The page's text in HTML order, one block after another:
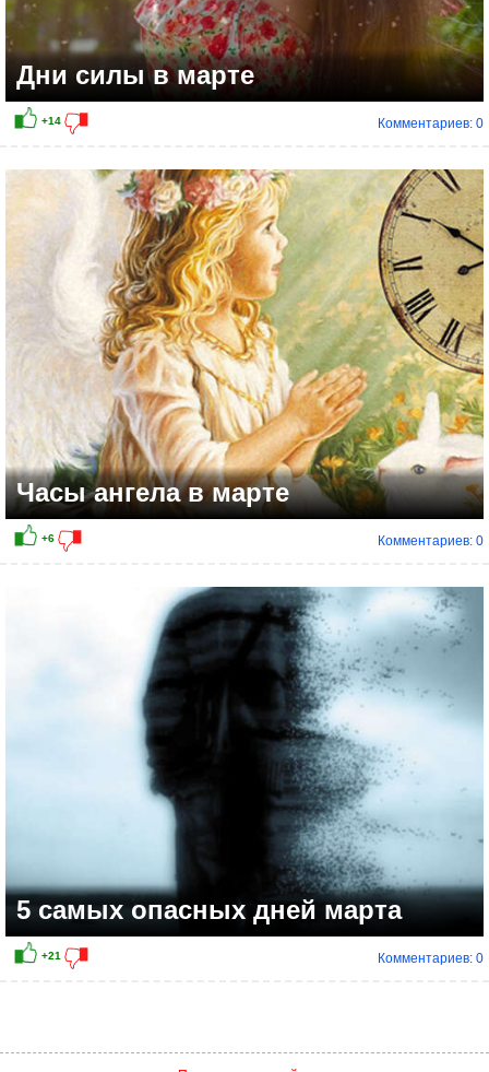
Дни силы в марте
Комментариев: 0
Часы ангела в марте
Комментариев: 0
5 самых опасных дней марта
Комментариев: 0